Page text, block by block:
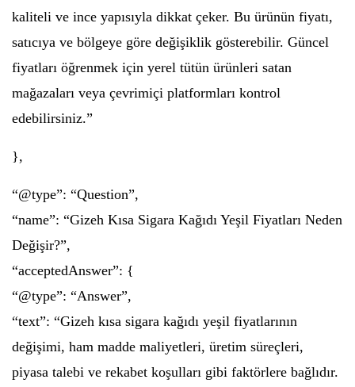
kaliteli ve ince yapısıyla dikkat çeker. Bu ürünün fiyatı,
satıcıya ve bölgeye göre değişiklik gösterebilir. Güncel
fiyatları öğrenmek için yerel tütün ürünleri satan
mağazaları veya çevrimiçi platformları kontrol
edebilirsiniz.”
},
“@type”: “Question”,
“name”: “Gizeh Kısa Sigara Kağıdı Yeşil Fiyatları Neden
Değişir?”,
“acceptedAnswer”: {
“@type”: “Answer”,
“text”: “Gizeh kısa sigara kağıdı yeşil fiyatlarının
değişimi, ham madde maliyetleri, üretim süreçleri,
piyasa talebi ve rekabet koşulları gibi faktörlere bağlıdır.